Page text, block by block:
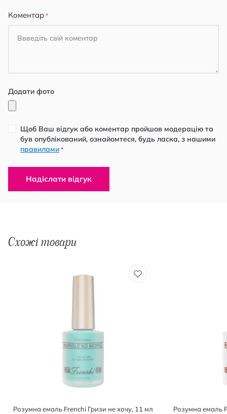
Коментар
Додати фото
Щоб Ваш відгук або коментар пройшов модерацію та
був опублікований, ознайомтеся, будь ласка, з нашими
правилами *
Надіслати відгук
Схожі товари
Розумна емаль Frenchi Гризи не хочу, 11 мл
Розумна емаль